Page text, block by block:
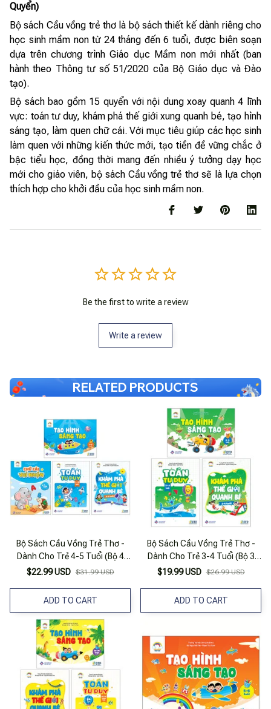
Quyển)
Bộ sách Cầu vồng trẻ thơ là bộ sách thiết kế dành riêng cho
học sinh mầm non từ 24 tháng đến 6 tuổi, được biên soạn
dựa trên chương trình Giáo dục Mầm non mới nhất (ban
hành theo Thông tư số 51/2020 của Bộ Giáo dục và Đào
tạo).
Bộ sách bao gồm 15 quyển với nội dung xoay quanh 4 lĩnh
vực: toán tư duy, khám phá thế giới xung quanh bé, tạo hình
sáng tạo, làm quen chữ cái. Với mục tiêu giúp các học sinh
làm quen với những kiến thức mới, tạo tiền đề vững chắc ở
bậc tiểu học, đồng thời mang đến nhiều ý tưởng dạy học
mới cho giáo viên, bộ sách Cầu vồng trẻ thơ sẽ là lựa chọn
thích hợp cho khởi đầu của học sinh mầm non.
Be the first to write a review
Write a review
RELATED PRODUCTS
Bộ Sách Cầu Vồng Trẻ Thơ -
Dành Cho Trẻ 4-5 Tuổi (Bộ 4
Quyển)
$22.99 USD $31.99 USD
ADD TO CART
Bộ Sách Cầu Vồng Trẻ Thơ -
Dành Cho Trẻ 3-4 Tuổi (Bộ 3
Quyển)
$19.99 USD $26.99 USD
ADD TO CART